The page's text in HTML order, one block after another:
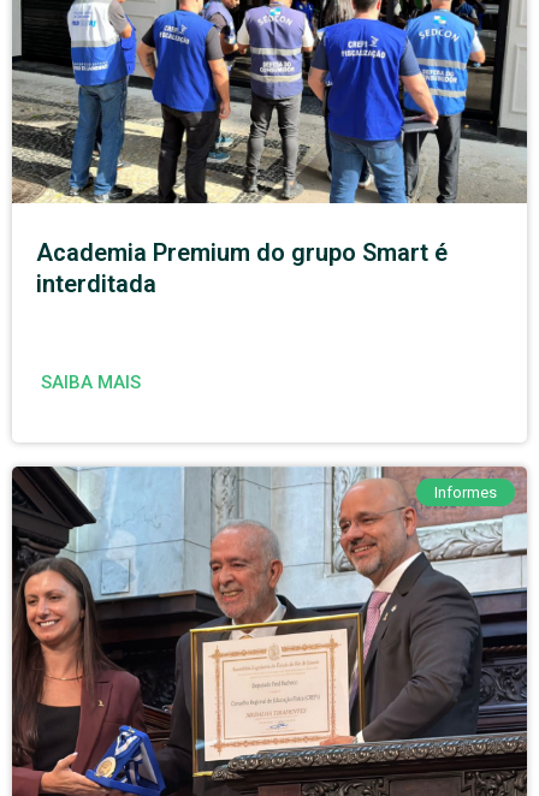
Academia Premium do grupo Smart é
interditada
SAIBA MAIS
Informes